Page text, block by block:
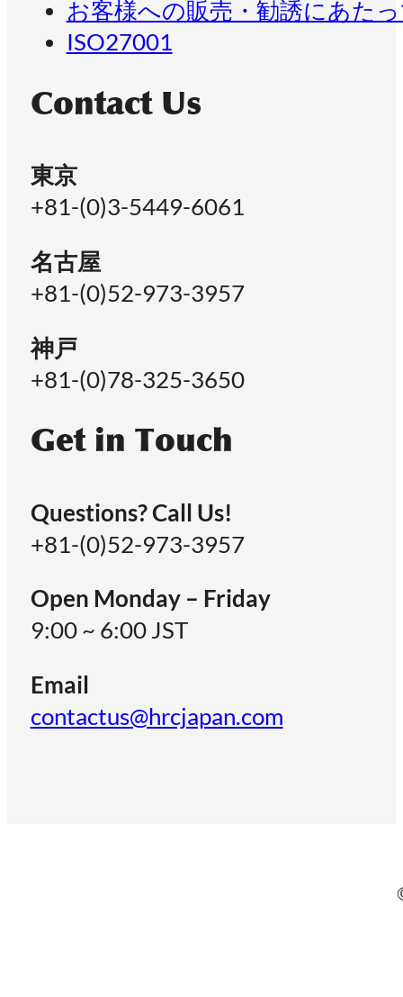
お客様への販売・勧誘にあた
ISO27001
Contact Us
東京
+81-(0)3-5449-6061
名古屋
+81-(0)52-973-3957
神戸
+81-(0)78-325-3650
Get in Touch
Questions? Call Us!
+81-(0)52-973-3957
Open Monday – Friday
9:00 ~ 6:00 JST
Email
contactus@hrcjapan.com